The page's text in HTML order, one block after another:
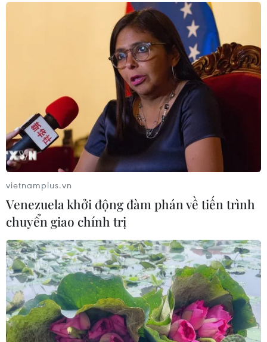
vietnamplus.vn
Venezuela khởi động đàm phán về tiến trình
chuyển giao chính trị